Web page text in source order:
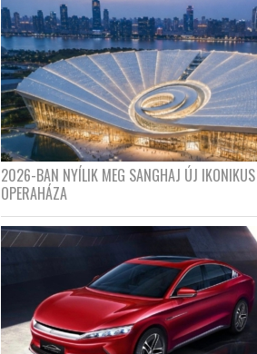
2026-BAN NYÍLIK MEG SANGHAJ ÚJ IKONIKUS
OPERAHÁZA